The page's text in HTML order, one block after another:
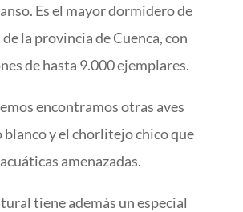
Es el mayor dormidero de
la provincia de Cuenca, con
de hasta 9.000 ejemplares.
encontramos otras aves
y el chorlitejo chico que
amenazadas.
tiene además un especial